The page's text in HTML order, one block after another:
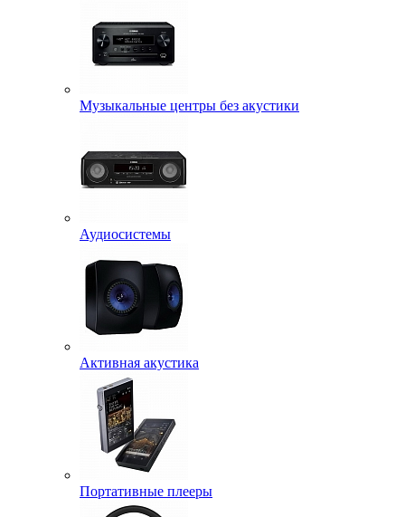
Музыкальные центры без акустики
Аудиосистемы
Активная акустика
Портативные плееры